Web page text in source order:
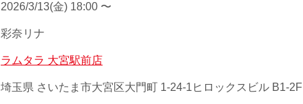
2026/3/13(金) 18:00 〜
彩奈リナ
ラムタラ 大宮駅前店
埼玉県 さいたま市大宮区大門町 1-24-1ヒロックスビル B1-2F